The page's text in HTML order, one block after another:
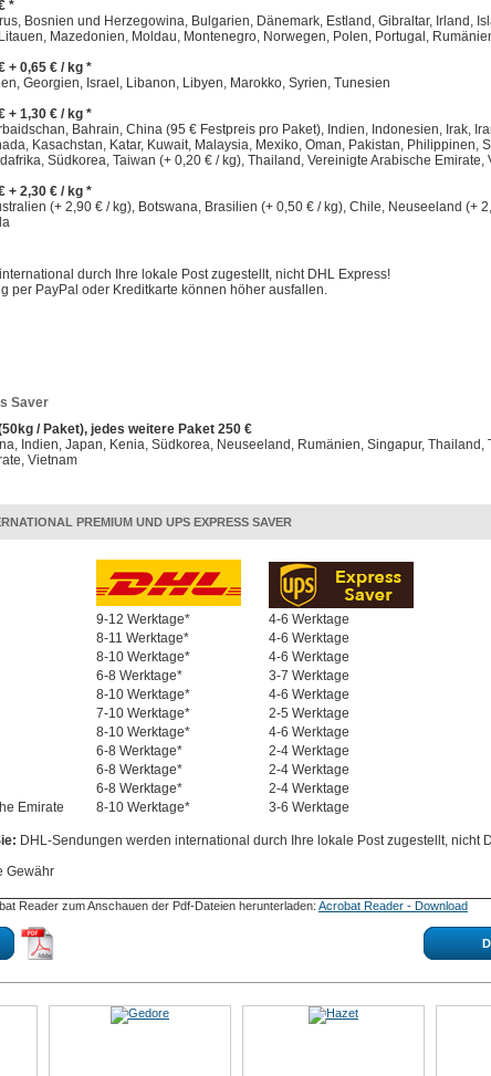
*
Bosnien und Herzegowina, Bulgarien, Dänemark, Estland, Gibraltar, Irland,
Mazedonien, Moldau, Montenegro, Norwegen, Polen, Portugal,
+ 0,65 € / kg *
Georgien, Israel, Libanon, Libyen, Marokko, Syrien, Tunesien
+ 1,30 € / kg *
Bahrain, China (95 € Festpreis pro Paket), Indien, Indonesien, Irak,
Kasachstan, Katar, Kuwait, Malaysia, Mexiko, Oman, Pakistan, Philippinen,
Südkorea, Taiwan (+ 0,20 € / kg), Thailand, Vereinigte Arabische Emirate,
+ 2,30 € / kg *
(+ 2,90 € / kg), Botswana, Brasilien (+ 0,50 € / kg), Chile, Neuseeland (+
durch Ihre lokale Post zugestellt, nicht DHL Express!
per PayPal oder Kreditkarte können höher ausfallen.
Saver
/ Paket), jedes weitere Paket 250 €
Indien, Japan, Kenia, Südkorea, Neuseeland, Rumänien, Singapur, Thailand,
Vietnam
PREMIUM UND UPS EXPRESS SAVER
9-12 Werktage*
4-6 Werktage
8-11 Werktage*
4-6 Werktage
8-10 Werktage*
4-6 Werktage
6-8 Werktage*
3-7 Werktage
8-10 Werktage*
4-6 Werktage
7-10 Werktage*
2-5 Werktage
8-10 Werktage*
4-6 Werktage
6-8 Werktage*
2-4 Werktage
6-8 Werktage*
2-4 Werktage
6-8 Werktage*
2-4 Werktage
Emirate
8-10 Werktage* 3-6 Werktage
DHL-Sendungen werden international durch Ihre lokale Post zugestellt, nicht
Gewähr
Reader zum Anschauen der Pdf-Dateien herunterladen: Acrobat Reader - Download